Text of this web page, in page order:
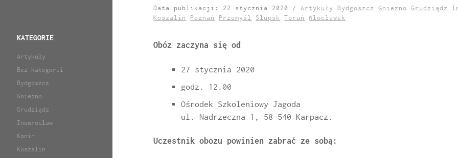
KATEGORIE
Artykuły
Bez kategorii
Bydgoszcz
Gniezno
Grudziądz
Inowrocław
Konin
Koszalin
Data publikacji: 22 stycznia 2020 /Artykuły Bydgoszcz Gniezno Grudziądz
Koszalin
Poznań Przemyśl Słupsk Toruń Włocławek
Obóz zaczyna się od
27 stycznia 2020
godz. 12.00
Ośrodek Szkoleniowy Jagoda
ul. Nadrzeczna 1, 58-540 Karpacz.
Uczestnik obozu powinien zabrać ze sobą: